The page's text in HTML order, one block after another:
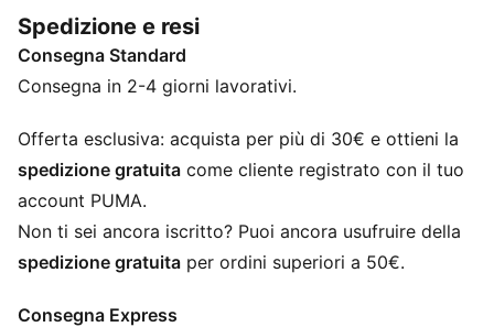
CARATTERISTICHE + VANTAGGI
Con almeno il 50% di materiale riciclato
DETTAGLI
French Terry
Lunghezza al ginocchio
Vita media
PUMA per bambini: consigliato per bambini dai
quattro agli otto anni
Spedizione e resi
Consegna Standard
Consegna in 2-4 giorni lavorativi.
Offerta esclusiva: acquista per più di 30€ e ottieni la
spedizione gratuita come cliente registrato con il tuo
account PUMA.
Non ti sei ancora iscritto? Puoi ancora usufruire della
spedizione gratuita per ordini superiori a 50€.
Consegna Express